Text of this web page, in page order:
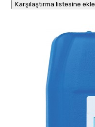
Karşılaştırma listesine ekle